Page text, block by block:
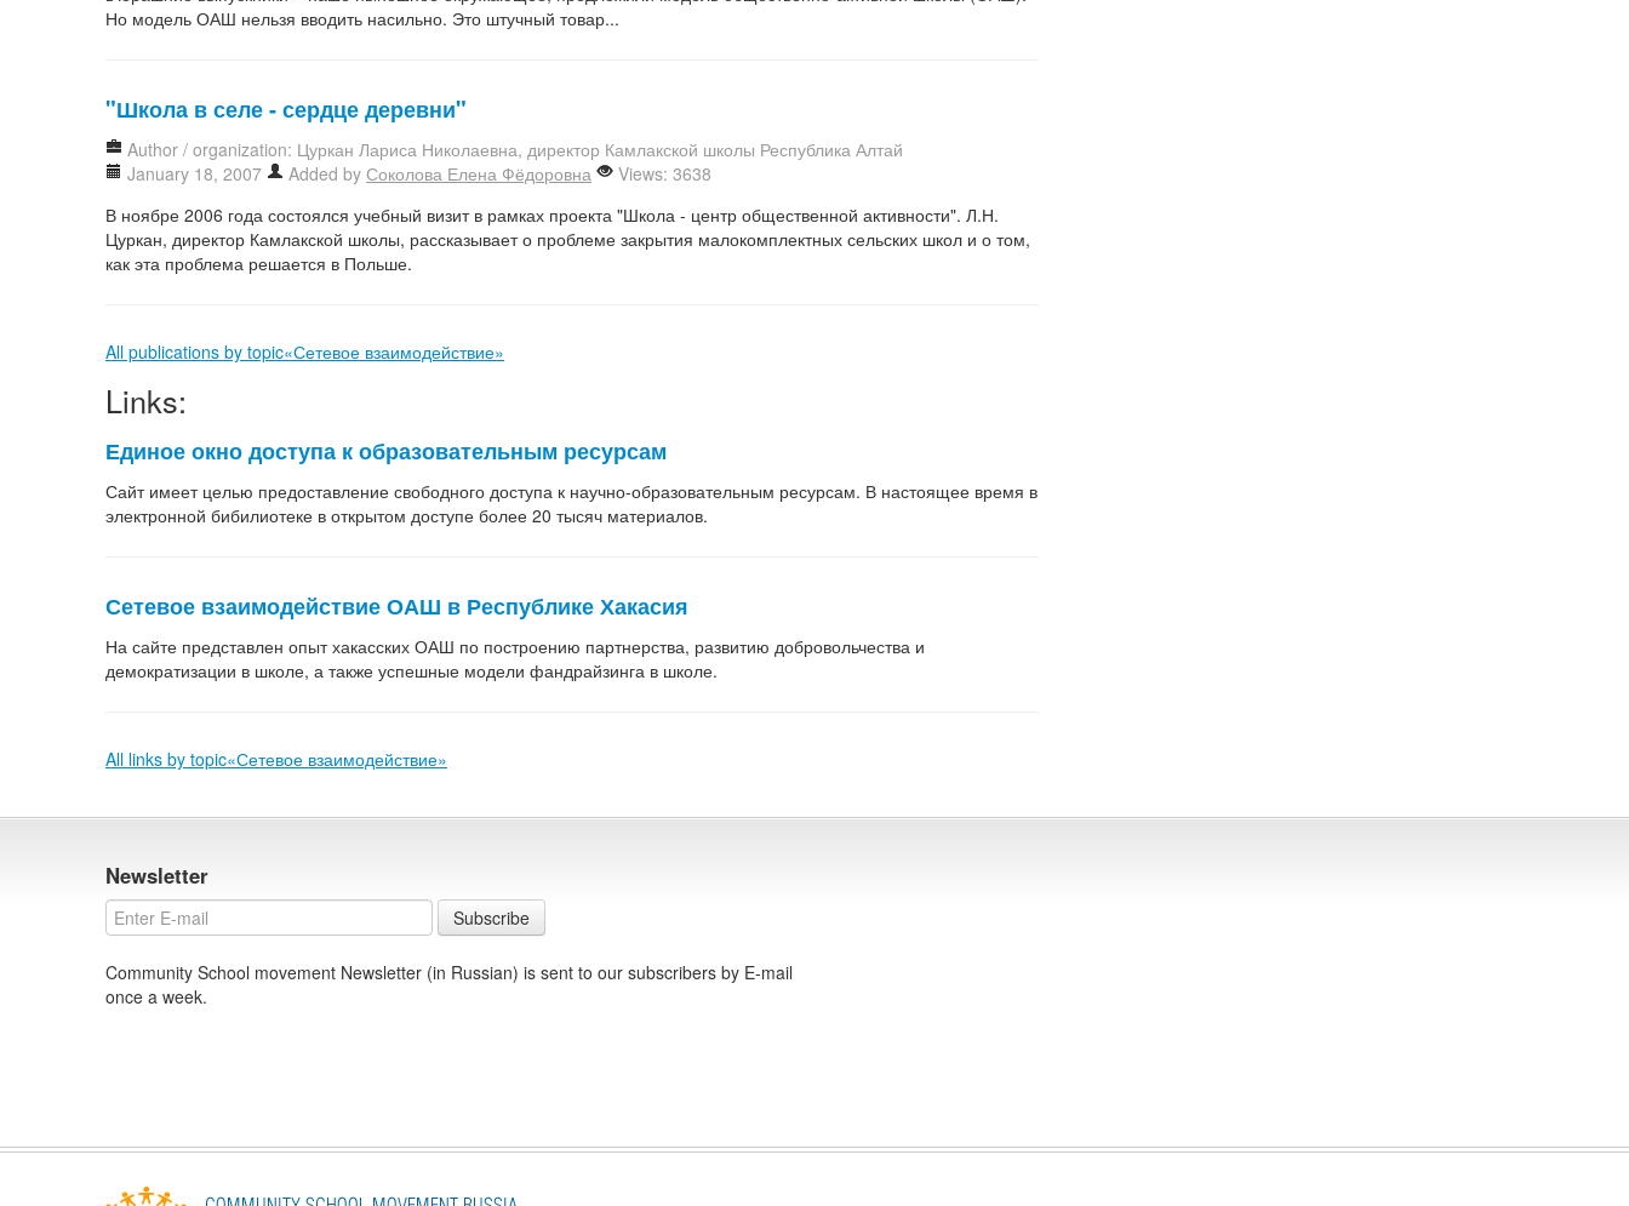
Но модель ОАШ нельзя вводить насильно. Это штучный товар...
"Школа в селе - сердце деревни"
Author / organization: Цуркан Лариса Николаевна, директор Камлакской школы Республика Алтай
January 18, 2007
Added by Соколова Елена Фёдоровна
Views: 3638
В ноябре 2006 года состоялся учебный визит в рамках проекта "Школа - центр общественной активности". Л.Н.
Цуркан, директор Камлакской школы, рассказывает о проблеме закрытия малокомплектных сельских школ и о том,
как эта проблема решается в Польше.
All publications by topic«Сетевое взаимодействие»
Links:
Единое окно доступа к образовательным ресурсам
Сайт имеет целью предоставление свободного доступа к научно-образовательным ресурсам. В настоящее время в
электронной бибилиотеке в открытом доступе более 20 тысяч материалов.
Сетевое взаимодействие ОАШ в Республике Хакасия
На сайте представлен опыт хакасских ОАШ по построению партнерства, развитию добровольчества и
демократизации в школе, а также успешные модели фандрайзинга в школе.
All links by topic«Сетевое взаимодействие»
Newsletter
Subscribe
Community School movement Newsletter (in Russian) is sent to our subscribers by E-mail
once a week.